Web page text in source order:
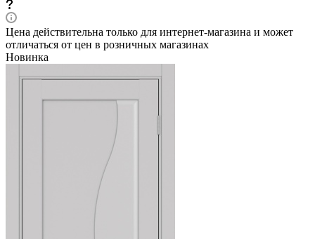
Цена действительна только для интернет-магазина и может
отличаться от цен в розничных магазинах
Новинка